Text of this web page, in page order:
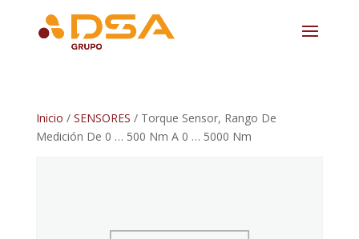
Inicio / SENSORES / Torque Sensor, Rango De
Medición De 0 … 500 Nm A 0 … 5000 Nm